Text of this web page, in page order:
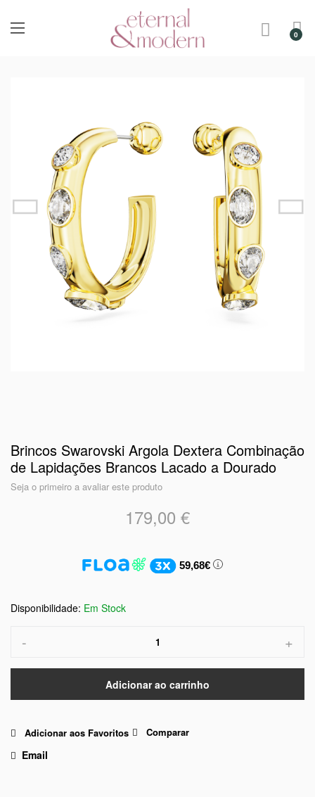
Brincos Swarovski Argola Dextera Combinação
de Lapidações Brancos Lacado a Dourado
Seja o primeiro a avaliar este produto
179,00 €
59,68€
Em Stock
- +
Adicionar ao carrinho
Adicionar aos Favoritos Comparar
Email